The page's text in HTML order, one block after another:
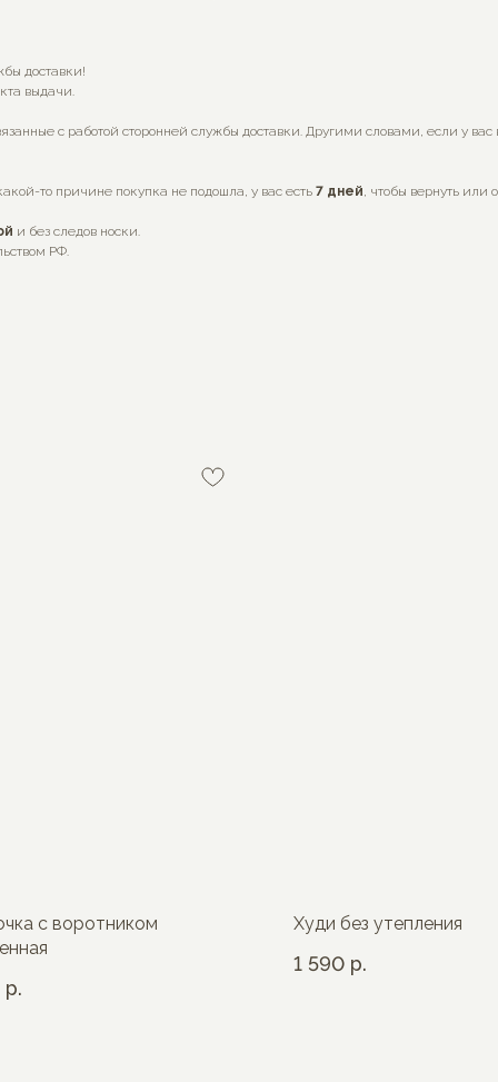
доставки!
выдачи.
с работой сторонней службы доставки. Другими словами, если у
то причине покупка не подошла, у вас есть 7 дней, чтобы вернуть или
и без следов носки.
РФ.
с воротником
р.
Худи без утепления
1 590 р.